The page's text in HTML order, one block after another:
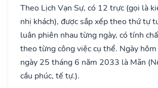
Theo Lịch Vạn Sự, có 12 trực (gọi là
nhị khách), được sắp xếp theo thứ tự
luân phiên nhau từng ngày, có tính
theo từng công việc cụ thể. Ngày hôm
ngày 25 tháng 6 năm 2033 là Mãn
cầu phúc, tế tự.).